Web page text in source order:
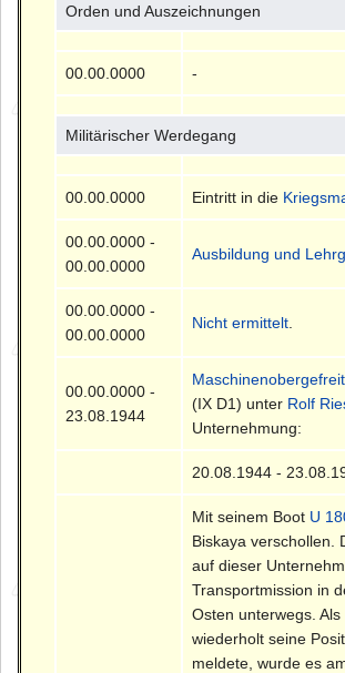
Orden und Auszeichnungen
00.00.0000 -
Militärischer Werdegang
00.00.0000 Eintritt in die
00.00.0000 -
00.00.0000
Ausbildung und
00.00.0000 -
00.00.0000
Nicht ermittelt
00.00.0000 -
23.08.1944
(IX D1) unter Rolf
Unternehmung:
20.08.1944 -
Mit seinem Boot U
Biskaya verschollen.
auf dieser
Transportmission in
Osten unterwegs. Als
wiederholt seine
meldete, wurde es